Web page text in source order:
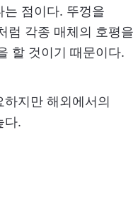
점이다. 뚜껑을
럼 각종 매체의 호평을
할 것이기 때문이다.
지만 해외에서의
다.